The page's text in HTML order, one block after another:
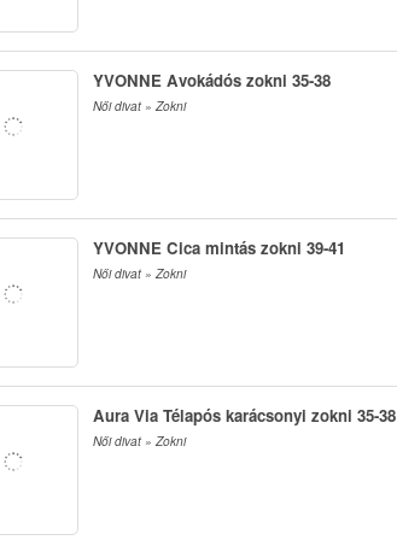
YVONNE Avokádós zokni 35-38
Női divat » Zokni
YVONNE Cica mintás zokni 39-41
Női divat » Zokni
Aura Via Télapós karácsonyi zokni 35-38
Női divat » Zokni